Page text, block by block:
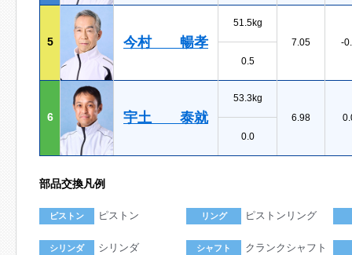
5 今村 暢孝
51.5kg
7.05
-
0.5
6 宇土 泰就
53.3kg
6.98
0.0
部品交換凡例
ピストン ピストン リング ピストンリング
シリンダ シリンダ シャフト クランクシャフト